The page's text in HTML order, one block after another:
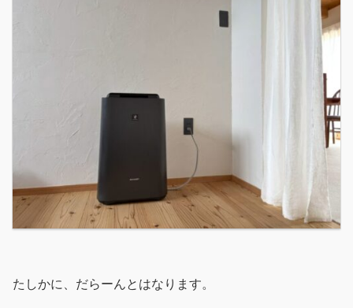
たしかに、だらーんとはなります。